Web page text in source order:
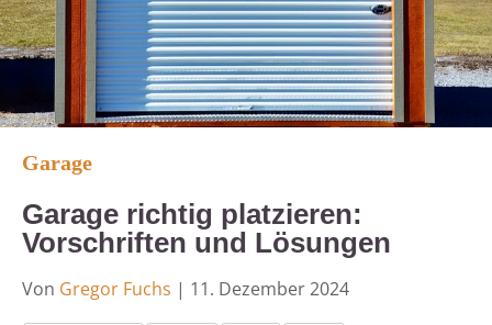
Garage
Garage richtig platzieren:
Vorschriften und Lösungen
Von Gregor Fuchs | 11. Dezember 2024